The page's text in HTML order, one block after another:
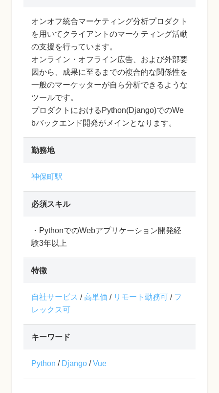
オンオフ統合マーケティング分析プロダクト
を用いてクライアントのマーケティング活動
の支援を行っています。
オンライン・オフライン広告、および外部要
因から、成果に至るまでの複合的な関係性を
一般のマーケッターが自ら分析できるような
ツールです。
プロダクトにおけるPython(Django)でのWe
bバックエンド開発がメインとなります。
勤務地
神保町駅
必須スキル
・PythonでのWebアプリケーション開発経
験3年以上
特徴
自社サービス /高単価 / リモート勤務可 / フ
レックス可
キーワード
Python / Django /Vue